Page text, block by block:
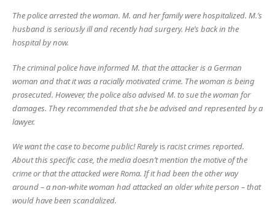
The police arrested the woman. M. and her family were hospitalized. M.’s
husband is seriously ill and recently had surgery. He’s back in the
hospital by now.
The criminal police have informed M. that the attacker is a German
woman and that it was a racially motivated crime. The woman is being
prosecuted. However, the police also advised M. to sue the woman for
damages. They recommended that she be advised and represented by a
lawyer.
We want the case to become public! Rarelyisracist crimes reported.
About this specific case, the media doesn’t mention the motive of the
crime or that the attacked were Roma. If it had been the other way
around – a non-white woman had attacked an older white person – that
would have been scandalized.